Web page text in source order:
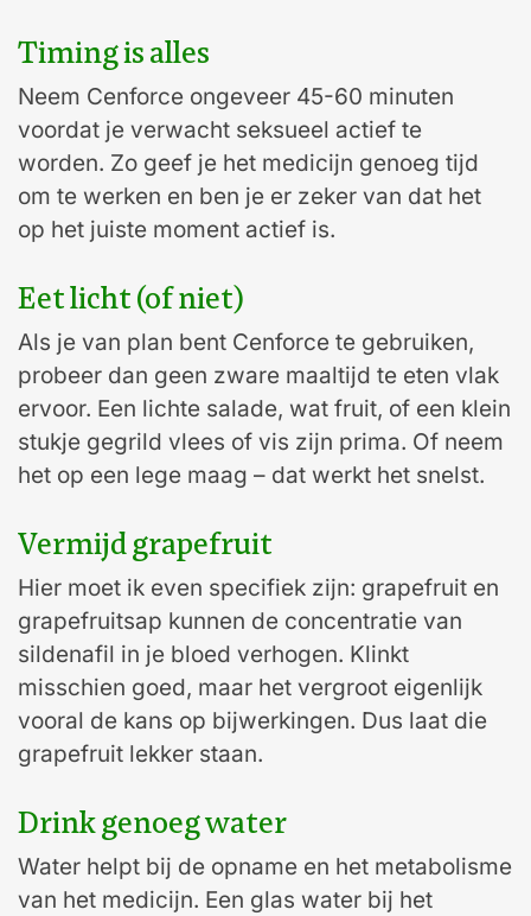
Timing is alles
Neem Cenforce ongeveer 45-60 minuten
voordat je verwacht seksueel actief te
worden. Zo geef je het medicijn genoeg tijd
om te werken en ben je er zeker van dat het
op het juiste moment actief is.
Eet licht (of niet)
Als je van plan bent Cenforce te gebruiken,
probeer dan geen zware maaltijd te eten vlak
ervoor. Een lichte salade, wat fruit, of een klein
stukje gegrild vlees of vis zijn prima. Of neem
het op een lege maag – dat werkt het snelst.
Vermijd grapefruit
Hier moet ik even specifiek zijn: grapefruit en
grapefruitsap kunnen de concentratie van
sildenafil in je bloed verhogen. Klinkt
misschien goed, maar het vergroot eigenlijk
vooral de kans op bijwerkingen. Dus laat die
grapefruit lekker staan.
Drink genoeg water
Water helpt bij de opname en het metabolisme
van het medicijn. Een glas water bij het